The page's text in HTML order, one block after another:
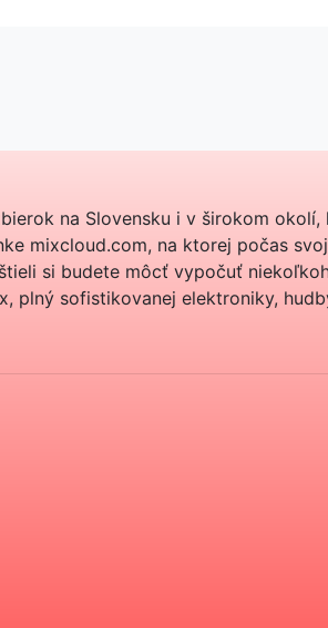
na Slovensku i v širokom
mixcloud.com, na ktorej počas
si budete môcť vypočuť
plný sofistikovanej elektroniky,